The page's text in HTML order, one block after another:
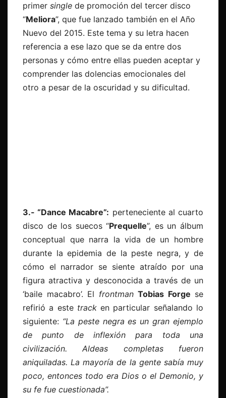
primer single de promoción del tercer disco
“Meliora”, que fue lanzado también en el Año
Nuevo del 2015. Este tema y su letra hacen
referencia a ese lazo que se da entre dos
personas y cómo entre ellas pueden aceptar y
comprender las dolencias emocionales del
otro a pesar de la oscuridad y su dificultad.
3.- “Dance Macabre”: perteneciente al cuarto
disco de los suecos “Prequelle”, es un álbum
conceptual que narra la vida de un hombre
durante la epidemia de la peste negra, y de
cómo el narrador se siente atraído por una
figura atractiva y desconocida a través de un
‘baile macabro’. El frontman Tobias Forge se
refirió a este tracken particular señalando lo
siguiente: “La peste negra es un gran ejemplo
de punto de inflexión para toda una
civilización. Aldeas completas fueron
aniquiladas. La mayoría de la gente sabía muy
poco, entonces todo era Dios o el Demonio, y
su fe fue cuestionada”.